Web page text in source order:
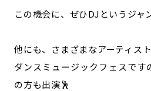
この機会に、ぜひDJというジャ
他にも、さまざまなアーティスト
ダンスミュージックフェスです
の方も出演🕺